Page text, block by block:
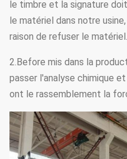
le timbre et la signature
le matériel dans notre
raison de refuser le matériel.
2.Before mis dans la
passer l'analyse chimique
ont le rassemblement la